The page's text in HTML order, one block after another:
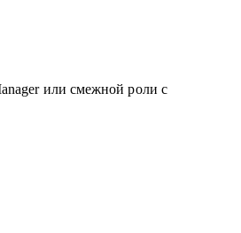
или смежной роли с